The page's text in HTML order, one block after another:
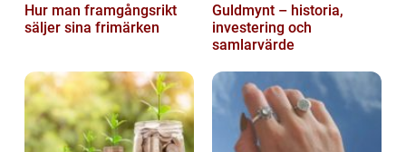
Hur man framgångsrikt
säljer sina frimärken
Guldmynt – historia,
investering och
samlarvärde